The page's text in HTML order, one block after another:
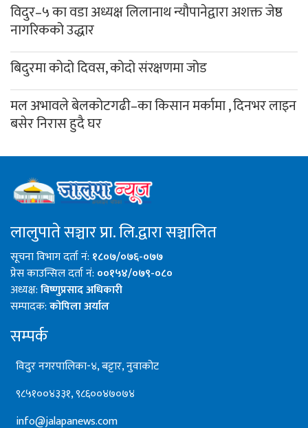
विदुर–५ का वडा अध्यक्ष लिलानाथ न्यौपानेद्वारा अशक्त जेष्ठ
नागरिकको उद्धार
बिदुरमा कोदो दिवस, कोदो संरक्षणमा जोड
मल अभावले बेलकोटगढी–का किसान मर्कामा , दिनभर लाइन
बसेर निरास हुदै घर
लालुपाते सञ्चार प्रा. लि.द्वारा सञ्चालित
सूचना विभाग दर्ता नं: १८०७/०७६-०७७
प्रेस काउन्सिल दर्ता नं: ००१५४/०७९-०८०
अध्यक्ष:विष्णुप्रसाद अधिकारी
सम्पादक:कोपिला अर्याल
सम्पर्क
विदुर नगरपालिका-४, बट्टार, नुवाकोट
९८५१००४३३१, ९८६००४७०७४
info@jalapanews.com